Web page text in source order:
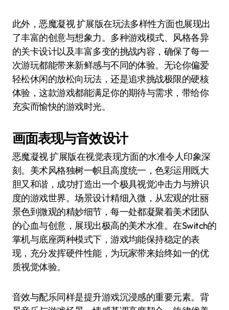
此外，恶魔凝视 扩展版在玩法多样性方面也展现出
了丰富的创意与想象力。多种游戏模式、风格各异
的关卡设计以及丰富多变的挑战内容，确保了每一
次游玩都能带来新鲜感与不同的体验。无论你偏爱
轻松休闲的放松向玩法，还是追求挑战极限的硬核
体验，这款游戏都能满足你的期待与需求，带给你
充实而愉快的游戏时光。
画面表现与音效设计
恶魔凝视 扩展版在视觉表现方面的水准令人印象深
刻。美术风格独树一帜且高度统一，色彩运用既大
胆又和谐，成功打造出一个极具视觉冲击力与辨识
度的游戏世界。场景设计精细入微，从宏观的壮丽
景色到微观的精妙细节，每一处都凝聚着美术团队
的心血与创意，展现出极高的美术水准。在Switch的
掌机与底座两种模式下，游戏均能保持稳定的表
现，充分发挥硬件性能，为玩家带来始终如一的优
质视觉体验。
音效与配乐同样是提升游戏沉浸感的重要元素。背